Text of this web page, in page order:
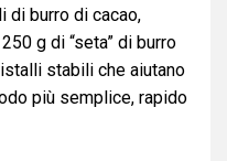
di burro di cacao,
g di “seta” di burro
stabili che aiutano
più semplice, rapido